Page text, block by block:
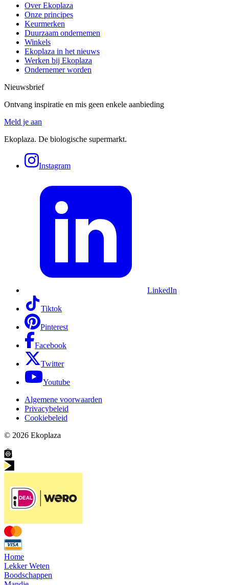
Over Ekoplaza
Onze principes
Keurmerken
Duurzaam ondernemen
Winkels
Ekoplaza in het nieuws
Werken bij Ekoplaza
Ondernemer worden
Nieuwsbrief
Ontvang inspiratie en mis geen enkele aanbieding
Meld je aan
Ekoplaza. De biologische supermarkt.
Instagram
LinkedIn
Tiktok
Pinterest
Facebook
Twitter
Youtube
Algemene voorwaarden
Privacybeleid
Cookiebeleid
© 2026 Ekoplaza
Home
Lekker Weten
Boodschappen